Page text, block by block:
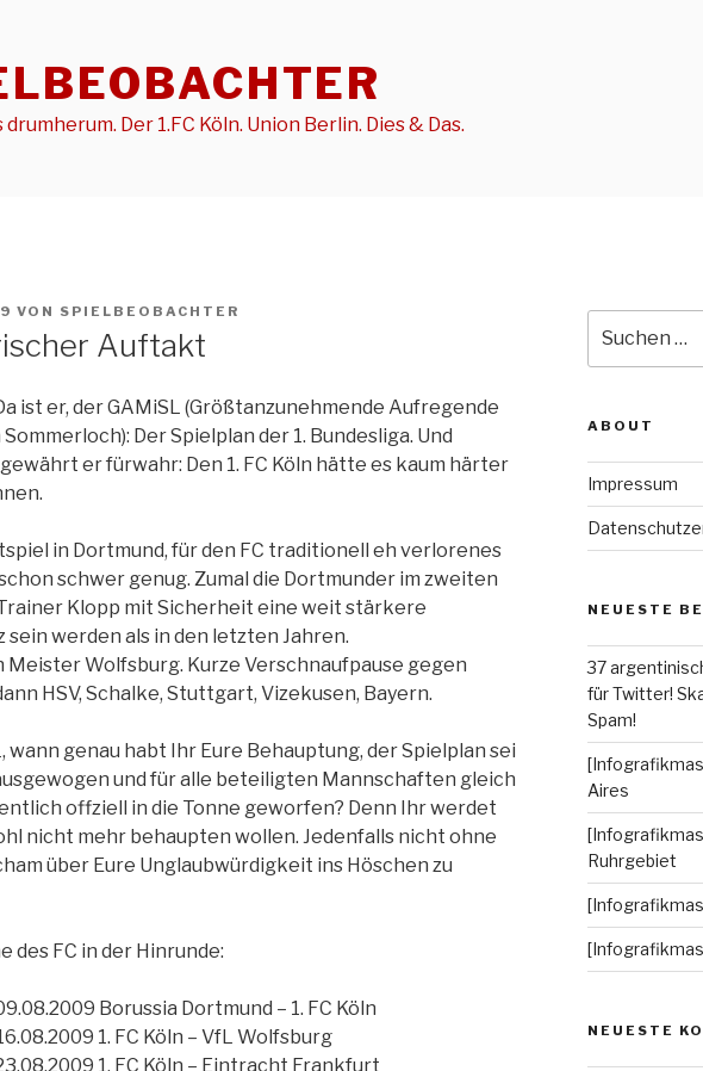
drumherum. Der 1.FC Köln. Union Berlin. Dies & Das.
VON SPIELBEOBACHTER
Auftakt
ist er, der GAMiSL (Größtanzunehmende Aufregende
Der Spielplan der 1. Bundesliga. Und
er fürwahr: Den 1. FC Köln hätte es kaum härter
in Dortmund, für den FC traditionell eh verlorenes
schwer genug. Zumal die Dortmunder im zweiten
Klopp mit Sicherheit eine weit stärkere
sein werden als in den letzten Jahren.
Meister Wolfsburg. Kurze Verschnaufpause gegen
HSV, Schalke, Stuttgart, Vizekusen, Bayern.
wann genau habt Ihr Eure Behauptung, der Spielplan sei
und für alle beteiligten Mannschaften gleich
offziell in die Tonne geworfen? Denn Ihr werdet
nicht mehr behaupten wollen. Jedenfalls nicht ohne
über Eure Unglaubwürdigkeit ins Höschen zu
des FC in der Hinrunde:
Borussia Dortmund – 1. FC Köln
1. FC Köln – VfL Wolfsburg
1. FC Köln – Eintracht Frankfurt
nach:
ABOUT
Impressum
NEUESTE
37
für Twitter!
Spam!
Aires
Ruhrgebiet
NEUESTE